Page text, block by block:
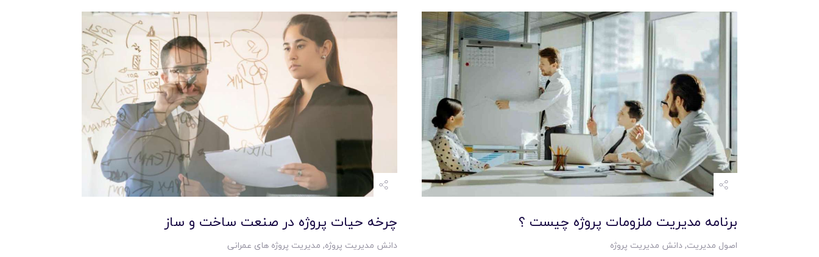
برنامه مديريت ملزومات پروژه چيست ؟
اصول مدیریت,دانش مدیریت پروژه
چرخه حيات پروژه در صنعت ساخت و ساز
دانش مدیریت پروژه, مدیریت پروژه های عمرانی